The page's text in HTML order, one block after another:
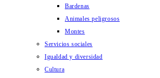
Bardenas
Animales peligrosos
Montes
Servicios sociales
Igualdad y diversidad
Cultura